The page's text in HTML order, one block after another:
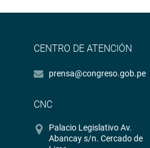
CENTRO DE ATENCIÓN
prensa@congreso.gob.pe
CNC
Palacio Legislativo Av.
Abancay s/n. Cercado de